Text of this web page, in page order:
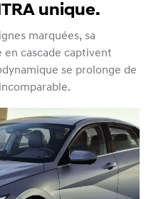
unique.
marquées, sa
en cascade captivent
se prolonge de